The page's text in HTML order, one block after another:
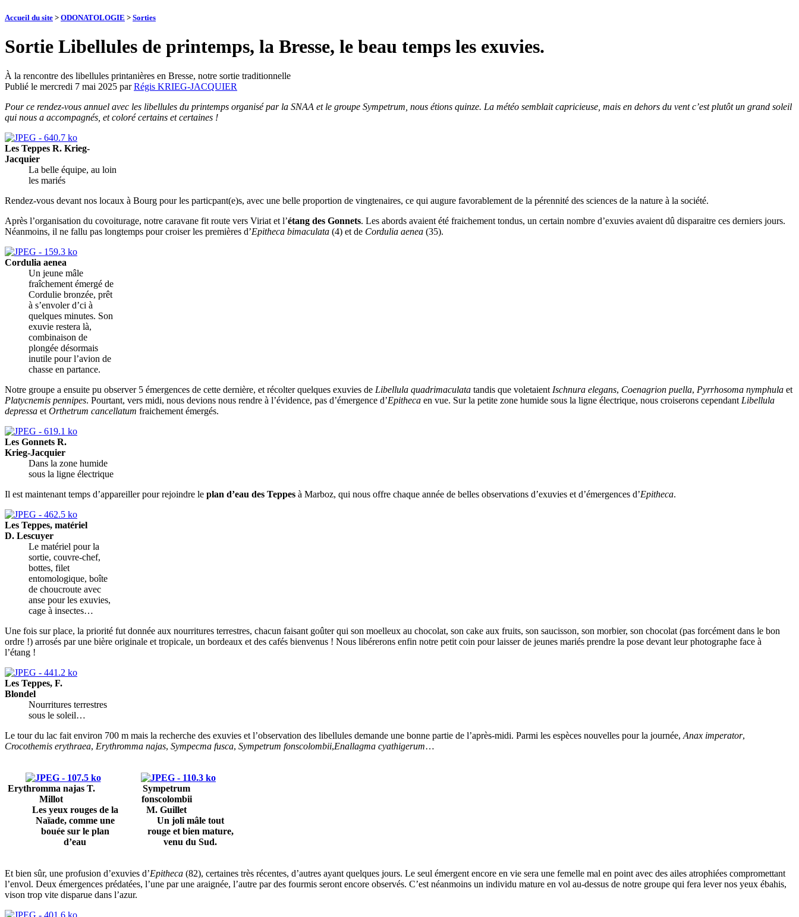
Accueil du site > ODONATOLOGIE > Sorties
Sortie Libellules de printemps, la Bresse, le beau temps les exuvies.
À la rencontre des libellules printanières en Bresse, notre sortie traditionnelle
Publié le mercredi 7 mai 2025 parRégis KRIEG-JACQUIER
Pour ce rendez-vous annuel avec les libellules du printemps organisé par la SNAA et le groupe Sympetrum, nous étions quinze. La météo semblait capricieuse, mais en dehors du vent c’est plutôt un grand soleil
qui nous a accompagnés, et coloré certains et certaines !
Les Teppes R. Krieg-
Jacquier
La belle équipe, au loin
les mariés
Rendez-vous devant nos locaux à Bourg pour les particpant(e)s, avec une belle proportion de vingtenaires, ce qui augure favorablement de la pérennité des sciences de la nature à la société.
Après l’organisation du covoiturage, notre caravane fit route vers Viriat et l’étang des Gonnets. Les abords avaient été fraichement tondus, un certain nombre d’exuvies avaient dû disparaitre ces derniers jours.
Néanmoins, il ne fallu pas longtemps pour croiser les premières d’Epitheca bimaculata (4) et de Cordulia aenea (35).
Cordulia aenea
Un jeune mâle
fraîchement émergé de
Cordulie bronzée, prêt
à s’envoler d’ci à
quelques minutes. Son
exuvie restera là,
combinaison de
plongée désormais
inutile pour l’avion de
chasse en partance.
Notre groupe a ensuite pu observer 5 émergences de cette dernière, et récolter quelques exuvies de Libellula quadrimaculata tandis que voletaient Ischnura elegans, Coenagrion puella, Pyrrhosoma nymphula et
Platycnemis pennipes. Pourtant, vers midi, nous devions nous rendre à l’évidence, pas d’émergence d’Epitheca en vue. Sur la petite zone humide sous la ligne électrique, nous croiserons cependant Libellula
depressa et Orthetrum cancellatum fraichement émergés.
Les Gonnets R.
Krieg-Jacquier
Dans la zone humide
sous la ligne électrique
Il est maintenant temps d’appareiller pour rejoindre le plan d’eau des Teppes à Marboz, qui nous offre chaque année de belles observations d’exuvies et d’émergences d’Epitheca.
Les Teppes, matériel
D. Lescuyer
Le matériel pour la
sortie, couvre-chef,
bottes, filet
entomologique, boîte
de choucroute avec
anse pour les exuvies,
cage à insectes…
Une fois sur place, la priorité fut donnée aux nourritures terrestres, chacun faisant goûter qui son moelleux au chocolat, son cake aux fruits, son saucisson, son morbier, son chocolat (pas forcément dans le bon
ordre !) arrosés par une bière originale et tropicale, un bordeaux et des cafés bienvenus ! Nous libérerons enfin notre petit coin pour laisser de jeunes mariés prendre la pose devant leur photographe face à
l’étang !
Les Teppes, F.
Blondel
Nourritures terrestres
sous le soleil…
Le tour du lac fait environ 700 m mais la recherche des exuvies et l’observation des libellules demande une bonne partie de l’après-midi. Parmi les espèces nouvelles pour la journée, Anax imperator,
Crocothemis erythraea, Erythromma najas, Sympecma fusca, Sympetrum fonscolombii,Enallagma cyathigerum…
Erythromma najas T.
Millot
Les yeux rouges de la
Naïade, comme une
bouée sur le plan
d’eau
Sympetrum
fonscolombii
M. Guillet
Un joli mâle tout
rouge et bien mature,
venu du Sud.
Et bien sûr, une profusion d’exuvies d’Epitheca (82), certaines très récentes, d’autres ayant quelques jours. Le seul émergent encore en vie sera une femelle mal en point avec des ailes atrophiées compromettant
l’envol. Deux émergences prédatées, l’une par une araignée, l’autre par des fourmis seront encore observés. C’est néanmoins un individu mature en vol au-dessus de notre groupe qui fera lever nos yeux ébahis,
vison trop vite disparue dans l’azur.